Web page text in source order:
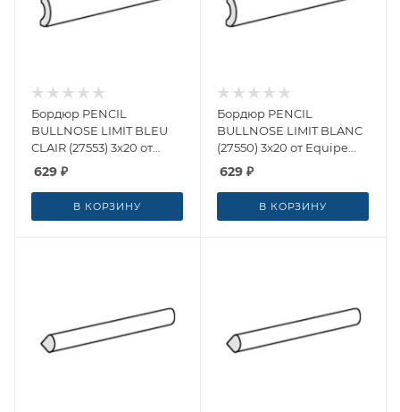
Бордюр PENCIL
BULLNOSE LIMIT BLEU
CLAIR (27553) 3x20 от
Equipe Ceramicas
629 ₽
В КОРЗИНУ
Бордюр PENCIL
BULLNOSE LIMIT BLANC
(27550) 3x20 от Equipe
Ceramicas (Испания)
629 ₽
В КОРЗИНУ